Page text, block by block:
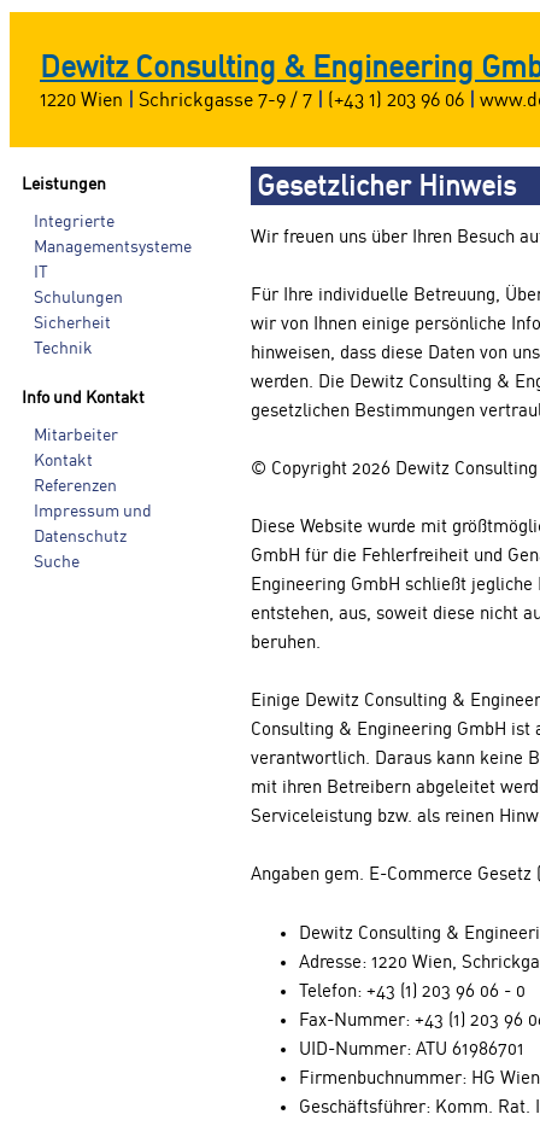
Dewitz Consulting & Engineering
1220 Wien Schrickgasse 7-9 / 7 (+43 1) 203 96 06
Leistungen
Integrierte
Managementsysteme
IT
Schulungen
Sicherheit
Technik
Info und Kontakt
Mitarbeiter
Kontakt
Referenzen
Impressum und
Datenschutz
Suche
Gesetzlicher Hinweis
Wir freuen uns über Ihren Besuch
Für Ihre individuelle Betreuung,
wir von Ihnen einige persönliche
hinweisen, dass diese Daten von
werden. Die Dewitz Consulting &
gesetzlichen Bestimmungen
© Copyright 2026 Dewitz
Diese Website wurde mit
GmbH für die Fehlerfreiheit und
Engineering GmbH schließt
entstehen, aus, soweit diese nicht
beruhen.
Einige Dewitz Consulting &
Consulting & Engineering GmbH
verantwortlich. Daraus kann keine
mit ihren Betreibern abgeleitet
Serviceleistung bzw. als reinen
Angaben gem. E-Commerce Gesetz
Dewitz Consulting &
Adresse: 1220 Wien,
Telefon: +43 (1) 203 96 06 - 0
Fax-Nummer: +43 (1) 203 96
UID-Nummer: ATU 61986701
Firmenbuchnummer: HG
Geschäftsführer: Komm. Rat.